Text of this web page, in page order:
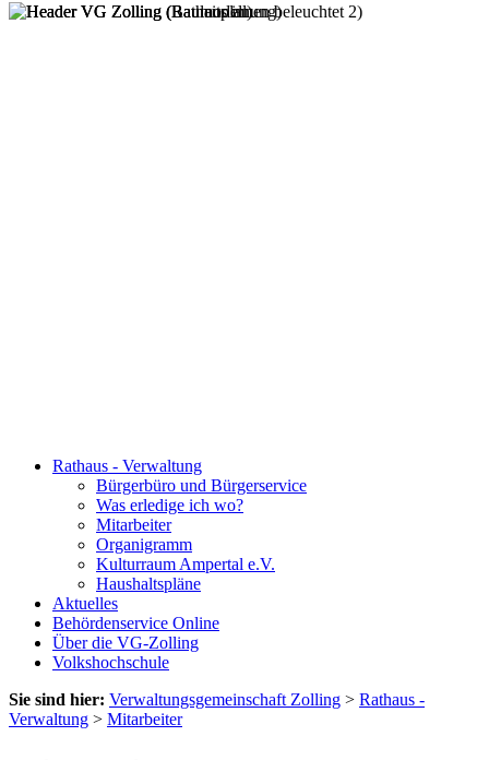
Rathaus - Verwaltung
Bürgerbüro und Bürgerservice
Was erledige ich wo?
Mitarbeiter
Organigramm
Kulturraum Ampertal e.V.
Haushaltspläne
Aktuelles
Behördenservice Online
Über die VG-Zolling
Volkshochschule
Sie sind hier: Verwaltungsgemeinschaft Zolling > Rathaus -
Verwaltung > Mitarbeiter